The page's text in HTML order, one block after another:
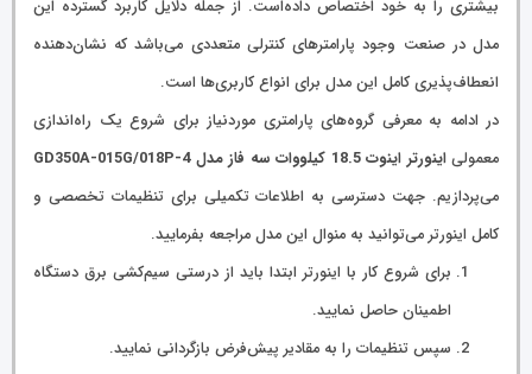
بیشتری را به خود اختصاص داده‌است. از جمله دلایل کاربرد گسترده این
مدل در صنعت وجود پارامترهای کنترلی متعددی می‌باشد که نشان‌دهنده
انعطاف‌پذیری کامل این مدل برای انواع کاربری‌ها است.
در ادامه به معرفی گروه‌های پارامتری موردنیاز برای شروع یک راه‌اندازی
معمولیاینورتر اینوت 18.5 کیلووات سه فاز مدل GD350A-015G/018P-4
می‌پردازیم. جهت دسترسی به اطلاعات تکمیلی برای تنظیمات تخصصی و
کامل اینورتر می‌توانید به منوال این مدل مراجعه بفرمایید.
برای شروع کار با اینورتر ابتدا باید از درستی سیم‌کشی برق دستگاه
اطمینان حاصل نمایید.
سپس تنظیمات را به مقادیر پیش‌فرض بازگردانی نمایید.